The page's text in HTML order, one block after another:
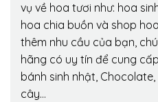
vụ về hoa tươi như: hoa
hoa chia buồn và shop
thêm nhu cầu của bạn,
hãng có uy tín để cung
bánh sinh nhật,
cây…